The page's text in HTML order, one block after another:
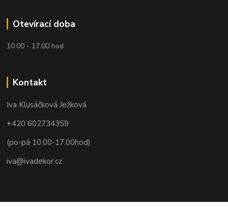
Otevírací doba
10.00 - 17.00 hod
Kontakt
Iva Klusáčková Ježková
+420 602734359
(po-pá 10.00-17.00hod)
iva@ivadekor.cz